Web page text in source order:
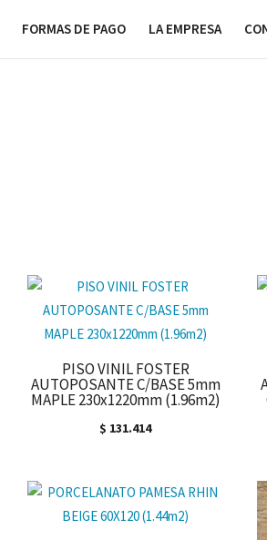
FORMAS DE PAGO LA EMPRESA
PISO VINIL FOSTER
AUTOPOSANTE C/BASE 5mm
MAPLE 230x1220mm (1.96m2)
$ 131.414